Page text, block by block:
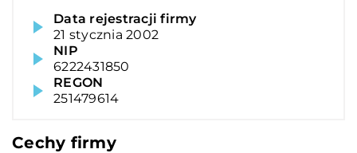
Data rejestracji firmy
21 stycznia 2002
NIP
6222431850
REGON
251479614
Cechy firmy